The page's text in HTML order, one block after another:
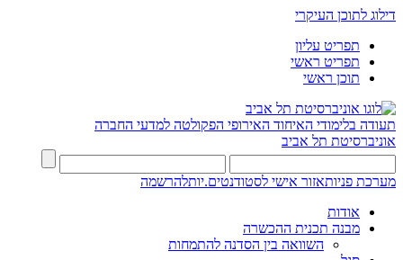
דילוג לתוכן העיקרי
תפריט עליון
תפריט ראשי
תוכן ראשי
תעודה בלימודי האיחוד האירופי הפקולטה למדעי החברה
אוניברסיטת תל אביב
מערכת פניותאזור אישי לסטודנטים.יותלהרשמה
אודות
מבנה תכנית ההכשרה
השוואה בין הסדנה להתמחות